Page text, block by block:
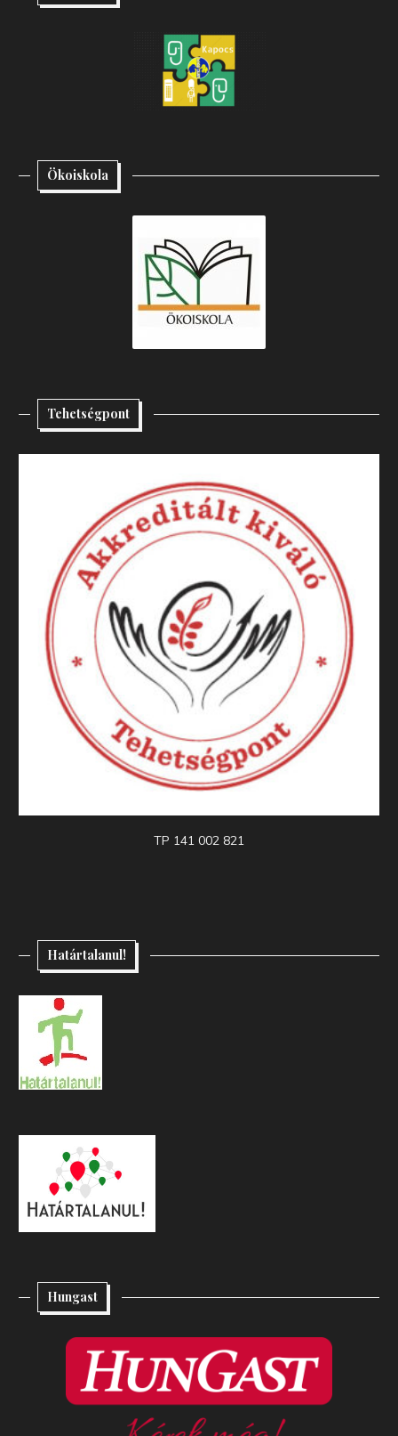
Ökoiskola
Tehetségpont
TP 141 002 821
Határtalanul!
Hungast